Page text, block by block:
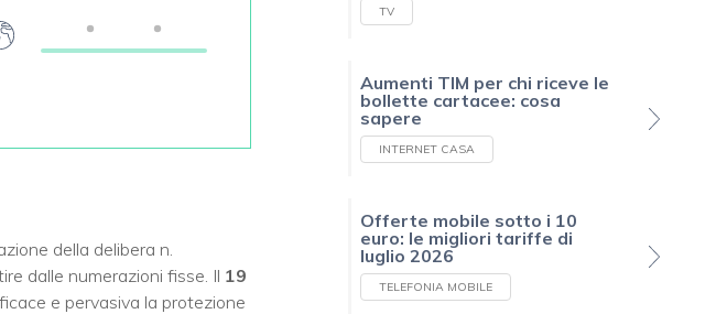
della delibera n.
dalle numerazioni fisse. Il 19
e pervasiva la protezione
TV
Aumenti TIM per chi riceve le
bollette cartacee: cosa
sapere
INTERNET CASA
Offerte mobile sotto i 10
euro: le migliori tariffe di
luglio 2026
TELEFONIA MOBILE